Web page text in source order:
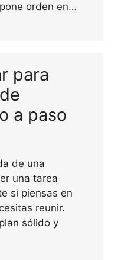
orden en…
para
a paso
de una
una tarea
si piensas en
reunir.
sólido y